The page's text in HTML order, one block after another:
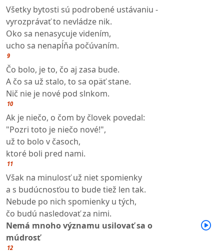
Všetky bytosti sú podrobené ustávaniu -
vyrozprávať to nevládze nik.
Oko sa nenasycuje videním,
ucho sa nenapĺňa počúvaním.
9
Čo bolo, je to, čo aj zasa bude.
A čo sa už stalo, to sa opäť stane.
Nič nie je nové pod slnkom.
10
Ak je niečo, o čom by človek povedal:
"Pozri toto je niečo nové!",
už to bolo v časoch,
ktoré boli pred nami.
11
Však na minulosť už niet spomienky
a s budúcnosťou to bude tiež len tak.
Nebude po nich spomienky u tých,
čo budú nasledovať za nimi.
Nemá mnoho významu usilovať sa o
múdrosť
12